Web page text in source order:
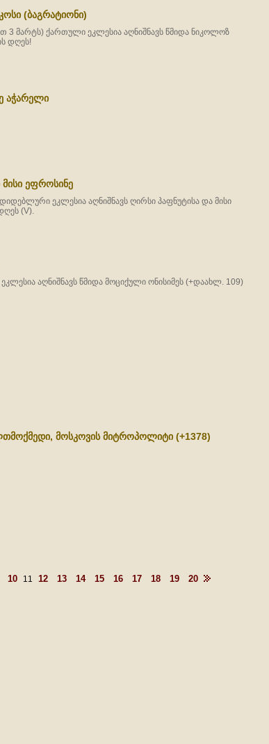
(ბაგრატიონი)
3 მარტს) ქართული ეკლესია აღნიშნავს წმიდა ნიკოლოზ
დღეს!
აჭარელი
ეფროსინე
ეკლესია აღნიშნავს ღირსი პაფნუტისა და მისი
(V).
აღნიშნავს წმიდა მოციქული ონისიმეს (+დაახლ. 109)
მოსკოვის მიტროპოლიტი (+1378)
10 11 12 13 14 15 16 17 18 19 20